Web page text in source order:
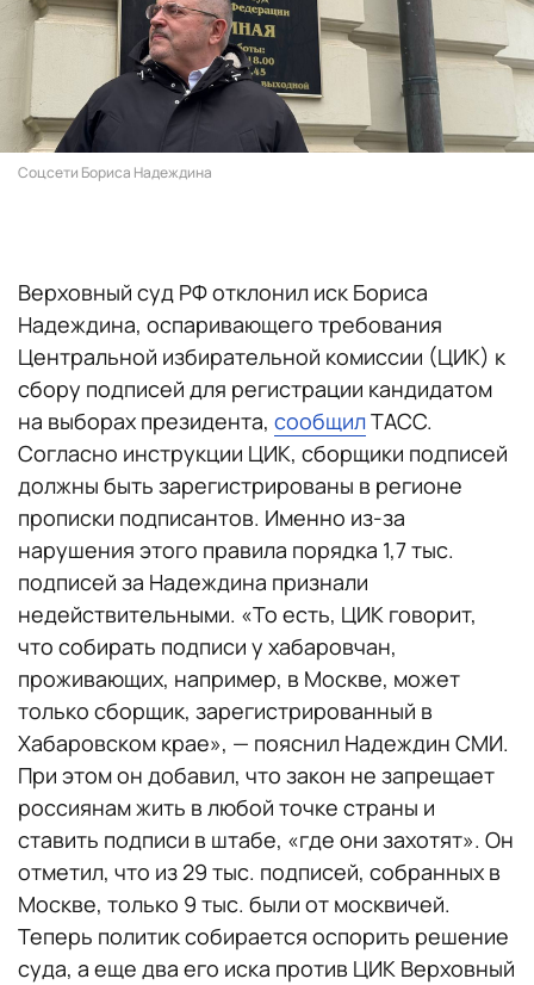
Соцсети Бориса Надеждина
Верховный суд РФ отклонил иск Бориса
Надеждина, оспаривающего требования
Центральной избирательной комиссии (ЦИК) к
сбору подписей для регистрации кандидатом
на выборах президента, сообщилТАСС.
Согласно инструкции ЦИК, сборщики подписей
должны быть зарегистрированы в регионе
прописки подписантов. Именно из-за
нарушения этого правила порядка 1,7 тыс.
подписей за Надеждина признали
недействительными. «То есть, ЦИК говорит,
что собирать подписи у хабаровчан,
проживающих, например, в Москве, может
только сборщик, зарегистрированный в
Хабаровском крае», — пояснил Надеждин СМИ.
При этом он добавил, что закон не запрещает
россиянам жить в любой точке страны и
ставить подписи в штабе, «где они захотят». Он
отметил, что из 29 тыс. подписей, собранных в
Москве, только 9 тыс. были от москвичей.
Теперь политик собирается оспорить решение
суда, а еще два его иска против ЦИК Верховный